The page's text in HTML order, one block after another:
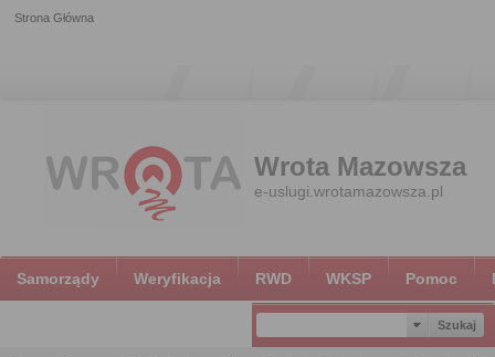
Strona Główna
Wrota Mazowsza
e-uslugi.wrotamazowsza.pl
Samorządy Weryfikacja RWD WKSP Pomoc